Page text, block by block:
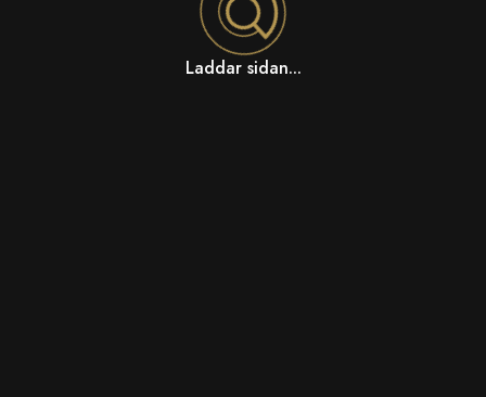
Laddar sidan...